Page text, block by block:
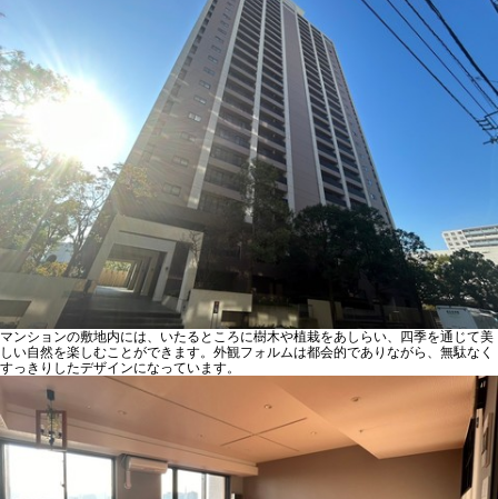
マンションの敷地内には、いたるところに樹木や植栽をあしらい、四季を通じて美
しい自然を楽しむことができます。外観フォルムは都会的でありながら、無駄なく
すっきりしたデザインになっています。